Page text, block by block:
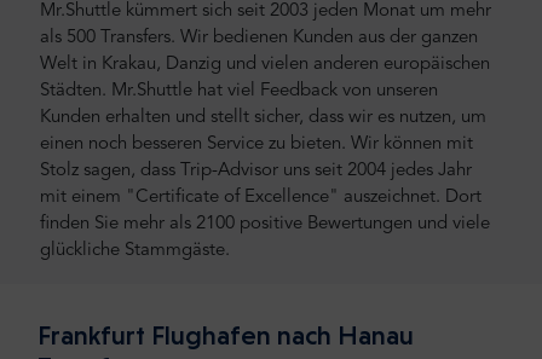
Mr.Shuttle kümmert sich seit 2003 jeden Monat um mehr
als 500 Transfers. Wir bedienen Kunden aus der ganzen
Welt in Krakau, Danzig und vielen anderen europäischen
Städten. Mr.Shuttle hat viel Feedback von unseren
Kunden erhalten und stellt sicher, dass wir es nutzen, um
einen noch besseren Service zu bieten. Wir können mit
Stolz sagen, dass Trip-Advisor uns seit 2004 jedes Jahr
mit einem "Certificate of Excellence" auszeichnet. Dort
finden Sie mehr als 2100 positive Bewertungen und viele
glückliche Stammgäste.
Frankfurt Flughafen nach Hanau